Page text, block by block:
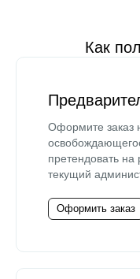
Как
Оформите заказ
претендовать
текущий
Оформить заказ